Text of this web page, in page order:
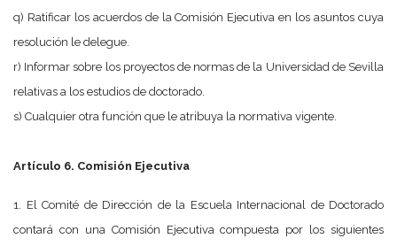
q) Ratificar los acuerdos de la Comisión Ejecutiva en los asuntos cuya
resolución le delegue.
r) Informar sobre los proyectos de normas de la Universidad de Sevilla
relativas a los estudios de doctorado.
s) Cualquier otra función que le atribuya la normativa vigente.
Artículo 6. Comisión Ejecutiva
1. El Comité de Dirección de la Escuela Internacional de Doctorado
contará con una Comisión Ejecutiva compuesta por los siguientes